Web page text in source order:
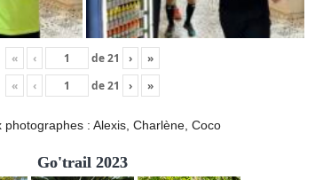
« ‹ de21 ›
»
«
‹ de21 › »
photographes : Alexis, Charlène, Coco
Go'trail 2023